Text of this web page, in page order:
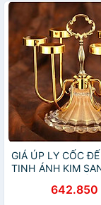
GIÁ ÚP LY CỐC
TINH ÁNH KIM
642.850